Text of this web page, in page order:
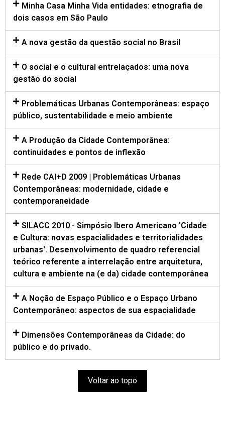
Minha Casa Minha Vida entidades: etnografia de
dois casos em São Paulo
A nova gestão da questão social no Brasil
O social e o cultural entrelaçados: uma nova
gestão do social
Problemáticas Urbanas Contemporâneas: espaço
público, sustentabilidade e meio ambiente
A Produção da Cidade Contemporânea:
continuidades e pontos de inflexão
Rede CAI+D 2009 | Problemáticas Urbanas
Contemporâneas: modernidade, cidade e
contemporaneidade
SILACC 2010 - Simpósio Ibero Americano 'Cidade
e Cultura: novas espacialidades e territorialidades
urbanas'. Desenvolvimento de quadro referencial
teórico referente a interrelação entre arquitetura,
cultura e ambiente na (e da) cidade contemporânea
A Noção de Espaço Público e o Espaço Urbano
Contemporâneo: aspectos de sua espacialidade
Dimensões Contemporâneas da Cidade: do
público e do privado.
Voltar ao topo